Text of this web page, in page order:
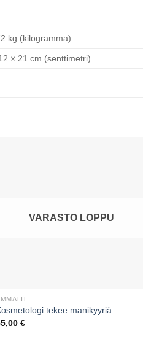
kg (kilogramma)
× 21 cm (senttimetri)
VARASTO LOPPU
tekee manikyyriä
€